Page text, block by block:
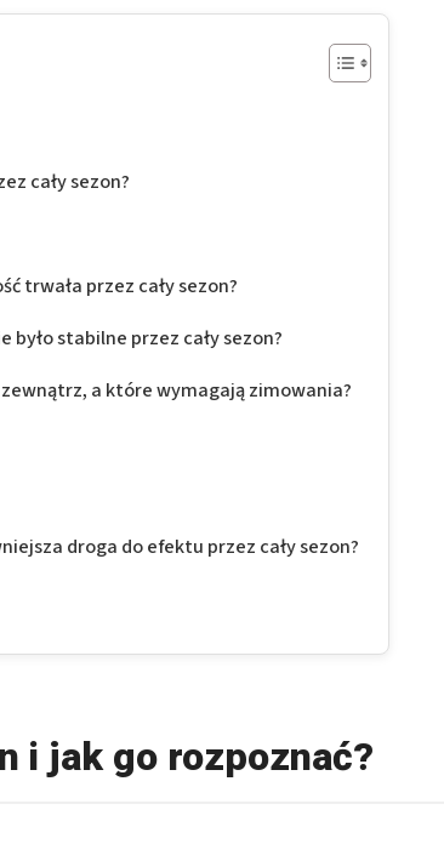
cały sezon?
trwała przez cały sezon?
stabilne przez cały sezon?
a które wymagają zimowania?
droga do efektu przez cały sezon?
i jak go rozpoznać?